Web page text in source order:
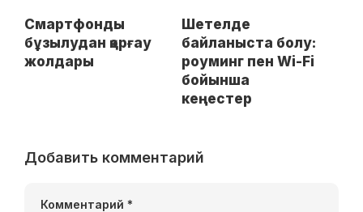
Смартфонды
бұзылудан қорғау
жолдары
Шетелде
байланыста болу:
роуминг пен Wi-Fi
бойынша
кеңестер
Добавить комментарий
Комментарий *